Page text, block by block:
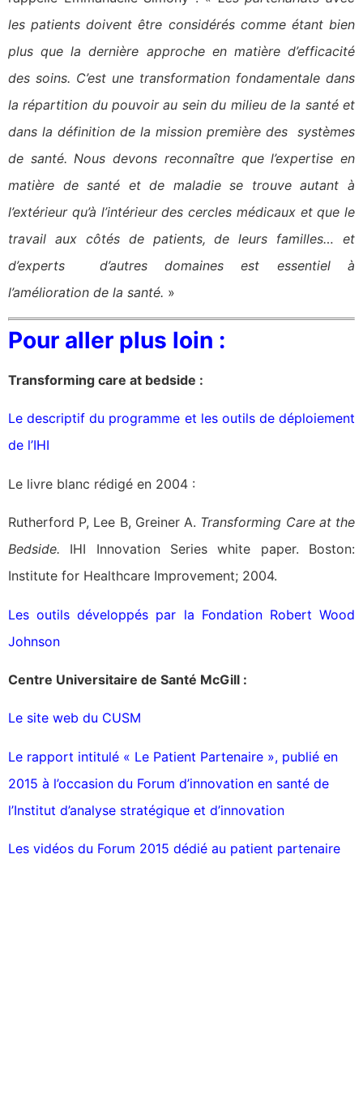
les patients doivent être considérés comme étant bien
plus que la dernière approche en matière d’efficacité
des soins. C’est une transformation fondamentale dans
la répartition du pouvoir au sein du milieu de la santé et
dans la définition de la mission première des systèmes
de santé. Nous devons reconnaître que l’expertise en
matière de santé et de maladie se trouve autant à
l’extérieur qu’à l’intérieur des cercles médicaux et que le
travail aux côtés de patients, de leurs familles… et
d’experts d’autres domaines est essentiel à
l’amélioration de la santé. »
Pour aller plus loin :
Transforming care at bedside :
Le descriptif du programme et les outils de déploiement
de l’IHI
Le livre blanc rédigé en 2004 :
Rutherford P, Lee B, Greiner A. Transforming Care at the
Bedside. IHI Innovation Series white paper. Boston:
Institute for Healthcare Improvement; 2004.
Les outils développés par la Fondation Robert Wood
Johnson
Centre Universitaire de Santé McGill :
Le site web du CUSM
Le rapport intitulé « Le Patient Partenaire », publié en
2015 à l’occasion du Forum d’innovation en santé de
l’Institut d’analyse stratégique et d’innovation
Les vidéos du Forum 2015 dédié au patient partenaire